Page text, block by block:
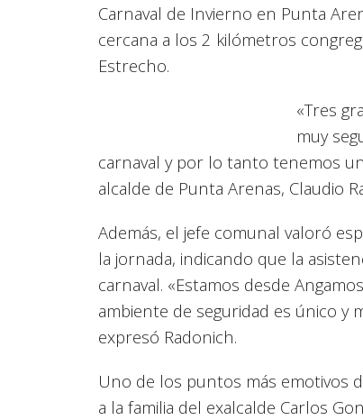
Carnaval de Invierno en Punta
cercana a los 2 kilómetros
Estrecho.
«Tres
muy
carnaval y por lo tanto tenemos
alcalde de Punta Arenas, Claudio
Además, el jefe comunal valoró
la jornada, indicando que la
carnaval. «Estamos desde
ambiente de seguridad es único y
expresó Radonich.
Uno de los puntos más emotivos
a la familia del exalcalde Carlos